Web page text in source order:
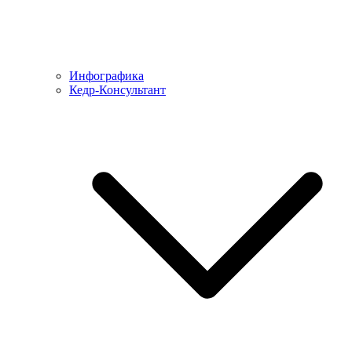
Инфографика
Кедр-Консультант